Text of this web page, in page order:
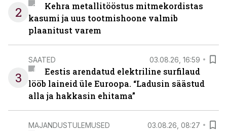
2
Kehra metallitööstus mitmekordistas
kasumi ja uus tootmishoone valmib
plaanitust varem
3
SAATED 03.08.26, 16:59
Eestis arendatud elektriline surfilaud
lööb laineid üle Euroopa. “Ladusin säästud
alla ja hakkasin ehitama”
MAJANDUSTULEMUSED 03.08.26, 08:27